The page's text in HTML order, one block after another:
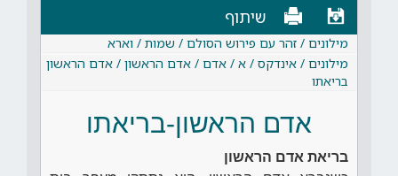
שיתוף
מילונים / זהר עם פירוש הסולם / שמות / וארא
מילונים / אינדקס / א / אדם / אדם הראשון / אדם הראשון
בריאתו
אדם הראשון-בריאתו
בריאת אדם הראשון